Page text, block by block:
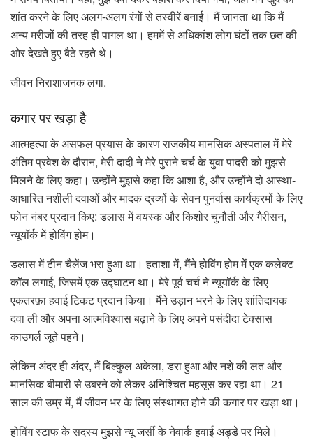
शांत करने के लिए अलग-अलग रंगों से तस्वीरें बनाईं। मैं जानता था कि मैं
अन्य मरीजों की तरह ही पागल था। हममें से अधिकांश लोग घंटों तक छत की
ओर देखते हुए बैठे रहते थे।
जीवन निराशाजनक लगा.
कगार पर खड़ा है
आत्महत्या के असफल प्रयास के कारण राजकीय मानसिक अस्पताल में मेरे
अंतिम प्रवेश के दौरान, मेरी दादी ने मेरे पुराने चर्च के युवा पादरी को मुझसे
मिलने के लिए कहा। उन्होंने मुझसे कहा कि आशा है, और उन्होंने दो आस्था-
आधारित नशीली दवाओं और मादक द्रव्यों के सेवन पुनर्वास कार्यक्रमों के लिए
फोन नंबर प्रदान किए: डलास में वयस्क और किशोर चुनौती और गैरीसन,
न्यूयॉर्क में होविंग होम।
डलास में टीन चैलेंज भरा हुआ था। हताशा में, मैंने होविंग होम में एक कलेक्ट
कॉल लगाई, जिसमें एक उद्घाटन था। मेरे पूर्व चर्च ने न्यूयॉर्क के लिए
एकतरफ़ा हवाई टिकट प्रदान किया। मैंने उड़ान भरने के लिए शांतिदायक
दवा ली और अपना आत्मविश्वास बढ़ाने के लिए अपने पसंदीदा टेक्सास
काउगर्ल जूते पहने।
लेकिन अंदर ही अंदर, मैं बिल्कुल अकेला, डरा हुआ और नशे की लत और
मानसिक बीमारी से उबरने को लेकर अनिश्चित महसूस कर रहा था। 21
साल की उम्र में, मैं जीवन भर के लिए संस्थागत होने की कगार पर खड़ा था।
होविंग स्टाफ के सदस्य मुझसे न्यू जर्सी के नेवार्क हवाई अड्डे पर मिले।